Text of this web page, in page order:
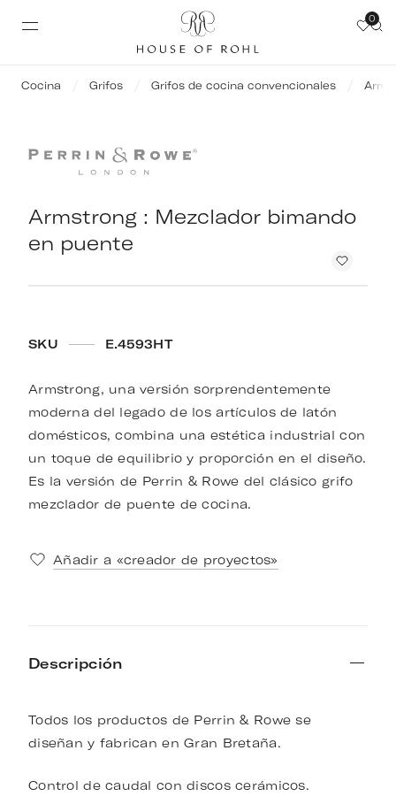
0
Cocina Grifos Grifos de cocina convencionales
Armstrong : Mezclador bimando
en puente
SKU E.4593HT
Armstrong, una versión sorprendentemente
moderna del legado de los artículos de latón
domésticos, combina una estética industrial con
un toque de equilibrio y proporción en el diseño.
Es la versión de Perrin & Rowe del clásico grifo
mezclador de puente de cocina.
Añadir a «creador de proyectos»
Descripción
Todos los productos de Perrin & Rowe se
diseñan y fabrican en Gran Bretaña.
Control de caudal con discos cerámicos.